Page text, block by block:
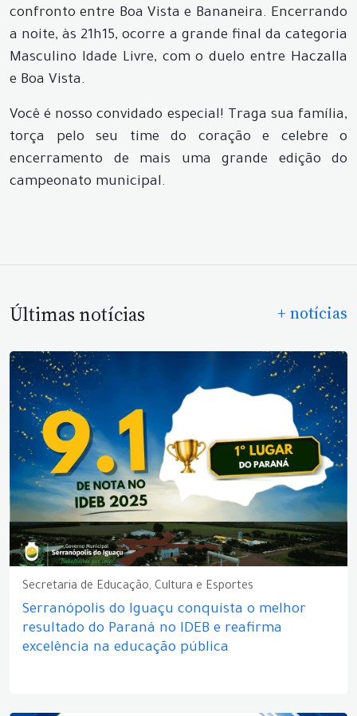
confronto entre Boa Vista e Bananeira. Encerrando
a noite, às 21h15, ocorre a grande final da categoria
Masculino Idade Livre, com o duelo entre Haczalla
e Boa Vista.
Você é nosso convidado especial! Traga sua família,
torça pelo seu time do coração e celebre o
encerramento de mais uma grande edição do
campeonato municipal.
Últimas notícias + notícias
Secretaria de Educação, Cultura e Esportes
Serranópolis do Iguaçu conquista o melhor
resultado do Paraná no IDEB e reafirma
excelência na educação pública